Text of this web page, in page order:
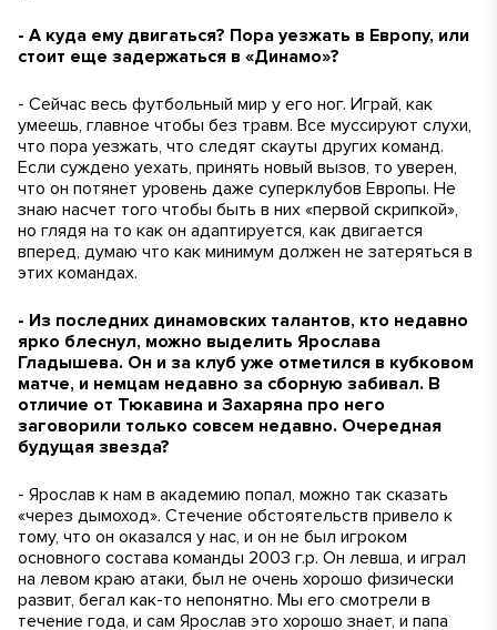
- А куда ему двигаться? Пора уезжать в Европу, или
стоит еще задержаться в «Динамо»?
- Сейчас весь футбольный мир у его ног. Играй, как
умеешь, главное чтобы без травм. Все муссируют слухи,
что пора уезжать, что следят скауты других команд.
Если суждено уехать, принять новый вызов, то уверен,
что он потянет уровень даже суперклубов Европы. Не
знаю насчет того чтобы быть в них «первой скрипкой»,
но глядя на то как он адаптируется, как двигается
вперед, думаю что как минимум должен не затеряться в
этих командах.
- Из последних динамовских талантов, кто недавно
ярко блеснул, можно выделить Ярослава
Гладышева. Он и за клуб уже отметился в кубковом
матче, и немцам недавно за сборную забивал. В
отличие от Тюкавина и Захаряна про него
заговорили только совсем недавно. Очередная
будущая звезда?
- Ярослав к нам в академию попал, можно так сказать
«через дымоход». Стечение обстоятельств привело к
тому, что он оказался у нас, и он не был игроком
основного состава команды 2003 г.р. Он левша, и играл
на левом краю атаки, был не очень хорошо физически
развит, бегал как-то непонятно. Мы его смотрели в
течение года, и сам Ярослав это хорошо знает, и папа